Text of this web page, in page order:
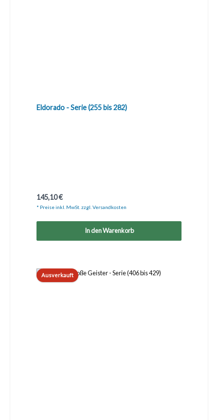
Eldorado - Serie (255 bis 282)
Regulärer Preis:
145,10 €
* Preise inkl. MwSt. zzgl. Versandkosten
In den Warenkorb
Ausverkauft